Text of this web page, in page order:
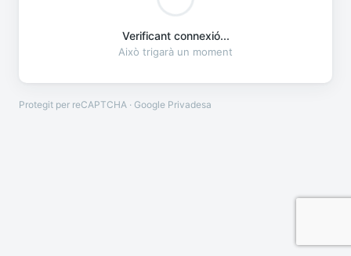
Verificant connexió...
Això trigarà un moment
Protegit per reCAPTCHA · Google Privadesa